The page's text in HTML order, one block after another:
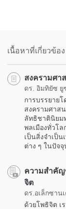
เนื้อหาที่เกี่ยวข้อง
สงครามศา
ดร. อิมทิยัซ ยู
การบรรยายโ
สงครามศาส
ลัทธิชาตินิยม
พลเมืองทั่วโ
เป็นสิ่งจำเป็
ต่าง ๆ ในปัจ
ความสำคัญ
จิต
ดร.อเล็กซาน
ด้วยโพธิจิต เ